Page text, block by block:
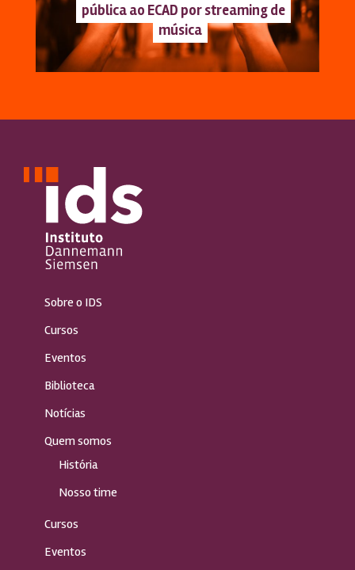
pública ao ECAD por streaming de
música
Sobre o IDS
Cursos
Eventos
Biblioteca
Notícias
Quem somos
História
Nosso time
Cursos
Eventos